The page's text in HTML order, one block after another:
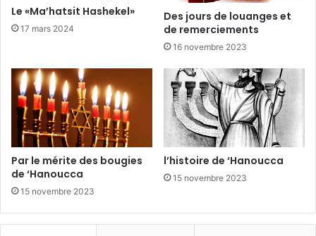
Le «Ma’hatsit Hashekel»
17 mars 2024
Des jours de louanges et
de remerciements
16 novembre 2023
Par le mérite des bougies
de ‘Hanoucca
15 novembre 2023
l’histoire de ‘Hanoucca
15 novembre 2023